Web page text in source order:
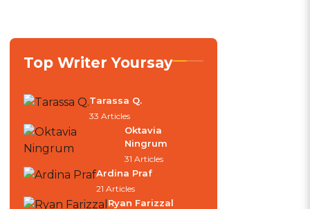
Top Writer Yoursay
Tarassa Q.
33 Articles
Oktavia
Ningrum
31 Articles
Ardina Praf
21 Articles
Ryan Farizzal